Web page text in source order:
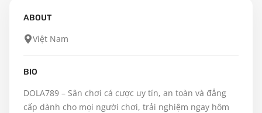
ABOUT
Việt Nam
BIO
DOLA789 – Sân chơi cá cược uy tín, an toàn và đẳng
cấp dành cho mọi người chơi, trải nghiệm ngay hôm